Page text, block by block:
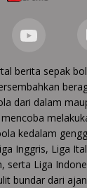
berita sepak
dari dalam
kedalam
Inggris, Liga
serta Liga
bundar dari